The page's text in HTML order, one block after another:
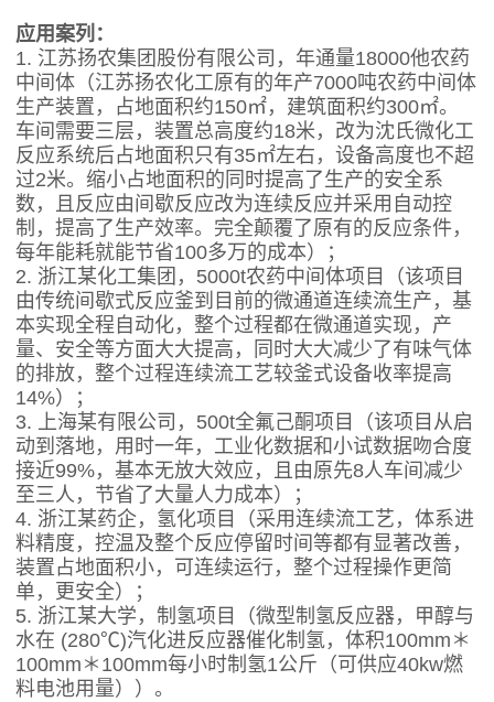
应用案列：
1. 江苏扬农集团股份有限公司，年通量18000他农药
中间体（江苏扬农化工原有的年产7000吨农药中间体
生产装置，占地面积约150㎡，建筑面积约300㎡。
车间需要三层，装置总高度约18米，改为沈氏微化工
反应系统后占地面积只有35㎡左右，设备高度也不超
过2米。缩小占地面积的同时提高了生产的安全系
数，且反应由间歇反应改为连续反应并采用自动控
制，提高了生产效率。完全颠覆了原有的反应条件，
每年能耗就能节省100多万的成本）；
2. 浙江某化工集团， 5000t农药中间体项目（该项目
由传统间歇式反应釜到目前的微通道连续流生产，基
本实现全程自动化，整个过程都在微通道实现，产
量、安全等方面大大提高，同时大大减少了有味气体
的排放，整个过程连续流工艺较釜式设备收率提高
14%）；
3. 上海某有限公司， 500t全氟己酮项目（该项目从启
动到落地，用时一年，工业化数据和小试数据吻合度
接近99%，基本无放大效应，且由原先8人车间减少
至三人，节省了大量人力成本）；
4. 浙江某药企，氢化项目（采用连续流工艺，体系进
料精度，控温及整个反应停留时间等都有显著改善，
装置占地面积小，可连续运行，整个过程操作更简
单，更安全）；
5. 浙江某大学，制氢项目（微型制氢反应器，甲醇与
水在 (280℃)汽化进反应器催化制氢，体积100mm＊
100mm＊100mm每小时制氢1公斤（可供应40kw燃
料电池用量））。